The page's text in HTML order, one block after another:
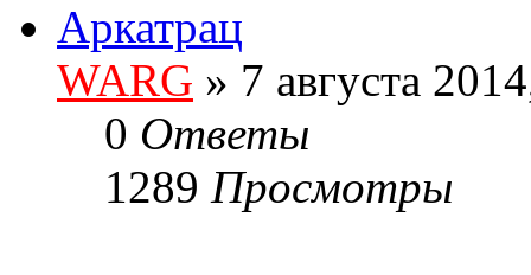
Аркатрац
WARG » 7 августа
0 Ответы
1289 Просмотры